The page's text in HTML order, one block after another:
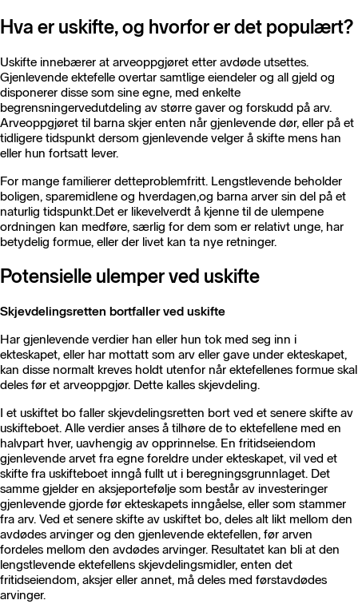
Hva er uskifte, og hvorfor er det populært?
Uskifte innebærer at arveoppgjøret etter avdøde utsettes.
Gjenlevende ektefelle overtar samtlige eiendeler og all gjeld og
disponerer disse som sine egne, med enkelte
begrensningervedutdeling av større gaver og forskudd på arv.
Arveoppgjøret til barna skjer enten når gjenlevende dør, eller på et
tidligere tidspunkt dersom gjenlevende velger å skifte mens han
eller hun fortsatt lever.
For mange familierer detteproblemfritt. Lengstlevende beholder
boligen, sparemidlene og hverdagen,og barna arver sin del på et
naturlig tidspunkt.Det er likevelverdt å kjenne til de ulempene
ordningen kan medføre, særlig for dem som er relativt unge, har
betydelig formue, eller der livet kan ta nye retninger.
Potensielle ulemper ved uskifte
Skjevdelingsretten bortfaller ved uskifte
Har gjenlevende verdier han eller hun tok med seg inn i
ekteskapet, eller har mottatt som arv eller gave under ekteskapet,
kan disse normalt kreves holdt utenfor når ektefellenes formue skal
deles før et arveoppgjør. Dette kalles skjevdeling.
I et uskiftet bo faller skjevdelingsretten bort ved et senere skifte av
uskifteboet. Alle verdier anses å tilhøre de to ektefellene med en
halvpart hver, uavhengig av opprinnelse. En fritidseiendom
gjenlevende arvet fra egne foreldre under ekteskapet, vil ved et
skifte fra uskifteboet inngå fullt ut i beregningsgrunnlaget. Det
samme gjelder en aksjeportefølje som består av investeringer
gjenlevende gjorde før ekteskapets inngåelse, eller som stammer
fra arv. Ved et senere skifte av uskiftet bo, deles alt likt mellom den
avdødes arvinger og den gjenlevende ektefellen, før arven
fordeles mellom den avdødes arvinger. Resultatet kan bli at den
lengstlevende ektefellens skjevdelingsmidler, enten det
fritidseiendom, aksjer eller annet, må deles med førstavdødes
arvinger.